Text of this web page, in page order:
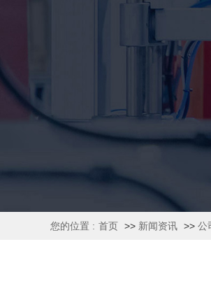
您的位置 : 首页 >> 新闻资讯 >> 公